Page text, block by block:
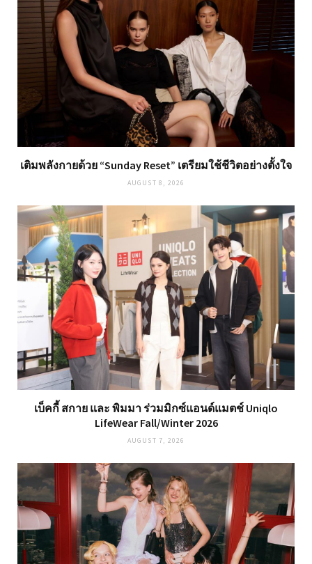
เติมพลังกายด้วย “Sunday Reset” เตรียมใช้ชีวิตอย่างตั้งใจ
AUGUST 8, 2026
เบ็คกี้ สกาย และ พิมมา ร่วมมิกซ์แอนด์แมตช์ Uniqlo
LifeWear Fall/Winter 2026
AUGUST 7, 2026